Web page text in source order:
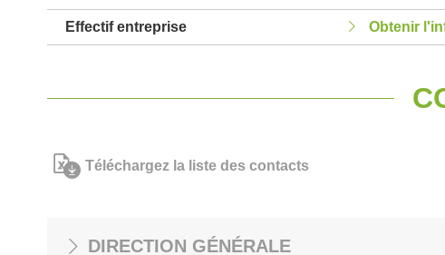
Effectif entreprise Obtenir
Téléchargez la liste des contacts
DIRECTION GÉNÉRALE